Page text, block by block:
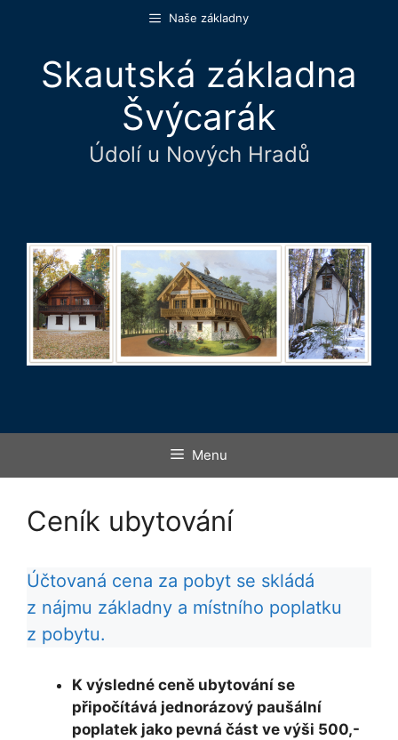
Naše základny
Skautská základna
Švýcarák
Údolí u Nových Hradů
Menu
Ceník ubytování
Účtovaná cena za pobyt se skládá
z nájmu základny a místního poplatku
z pobytu.
K výsledné ceně ubytování se
připočítává jednorázový paušální
poplatek jako pevná část ve výši 500,-